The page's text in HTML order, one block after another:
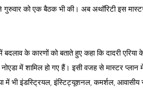
को एक बैठक भी की। अब अथॉरिटी इस
के कारणों को बताते हुए कहा कि दादरी
में शामिल हो गए हैं। इसी वजह से मास्टर
में भी इंडस्ट्रियल, इंस्टिट्यूशनल, कमर्शल,